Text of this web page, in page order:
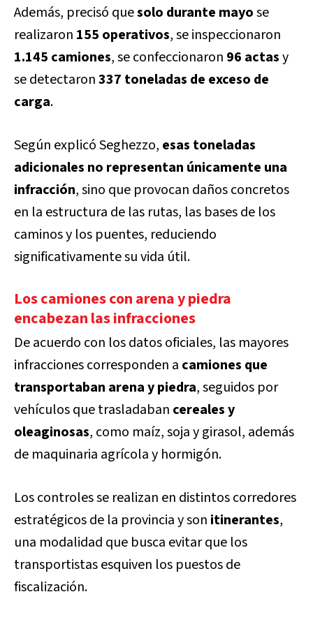
Además, precisó quesolo durante mayose
realizaron 155 operativos, se inspeccionaron
1.145 camiones, se confeccionaron 96 actasy
se detectaron337 toneladas de exceso de
carga.
Según explicó Seghezzo, esas toneladas
adicionales no representan únicamente una
infracción, sino que provocan daños concretos
en la estructura de las rutas, las bases de los
caminos y los puentes, reduciendo
significativamente su vida útil.
Los camiones con arena y piedra
encabezan las infracciones
De acuerdo con los datos oficiales, las mayores
infracciones corresponden a camiones que
transportaban arena y piedra, seguidos por
vehículos que trasladaban cereales y
oleaginosas, como maíz, soja y girasol, además
de maquinaria agrícola y hormigón.
Los controles se realizan en distintos corredores
estratégicos de la provincia y son itinerantes,
una modalidad que busca evitar que los
transportistas esquiven los puestos de
fiscalización.